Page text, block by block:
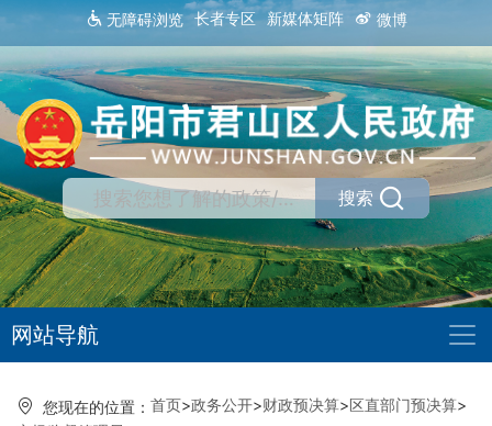
无障碍浏览 长者专区 新媒体矩阵 微博
搜索
网站导航
您现在的位置： 首页>政务公开>财政预决算>区直部门预决算>